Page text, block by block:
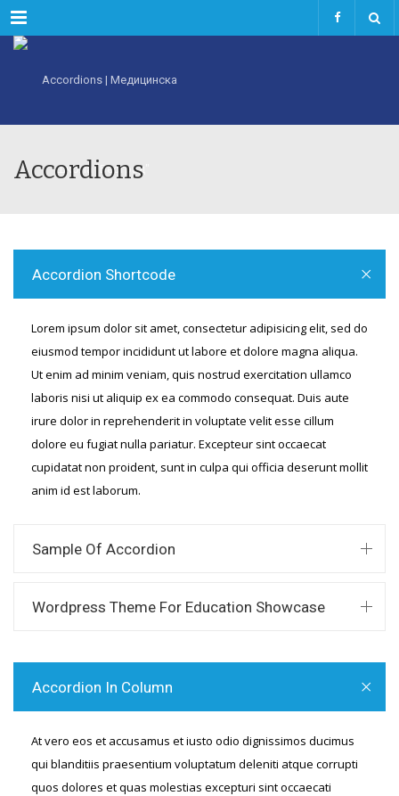
Menu
Accordions
Accordion Shortcode
Lorem ipsum dolor sit amet, consectetur adipisicing elit, sed do
eiusmod tempor incididunt ut labore et dolore magna aliqua.
Ut enim ad minim veniam, quis nostrud exercitation ullamco
laboris nisi ut aliquip ex ea commodo consequat. Duis aute
irure dolor in reprehenderit in voluptate velit esse cillum
dolore eu fugiat nulla pariatur. Excepteur sint occaecat
cupidatat non proident, sunt in culpa qui officia deserunt mollit
anim id est laborum.
Sample Of Accordion
Wordpress Theme For Education Showcase
Accordion In Column
At vero eos et accusamus et iusto odio dignissimos ducimus
qui blanditiis praesentium voluptatum deleniti atque corrupti
quos dolores et quas molestias excepturi sint occaecati